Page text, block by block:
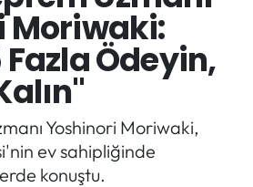
Moriwaki:
Fazla Ödeyin,
Yoshinori Moriwaki,
ev sahipliğinde
konuştu.